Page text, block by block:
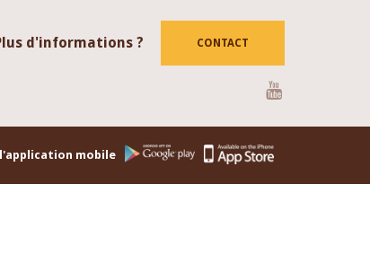
d'informations ? CONTACT
mobile